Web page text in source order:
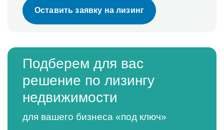
Оставить заявку на лизинг
Подберем для вас
решение по лизингу
недвижимости
для вашего бизнеса «под ключ»